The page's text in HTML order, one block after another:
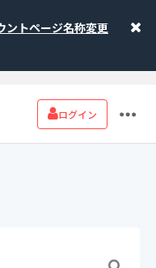
トページ名称変更
ログイン